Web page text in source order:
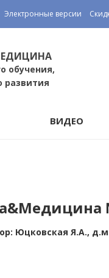
Электронные версии
обучения,
развития
ВИДЕО
Юцковская Я.А.,